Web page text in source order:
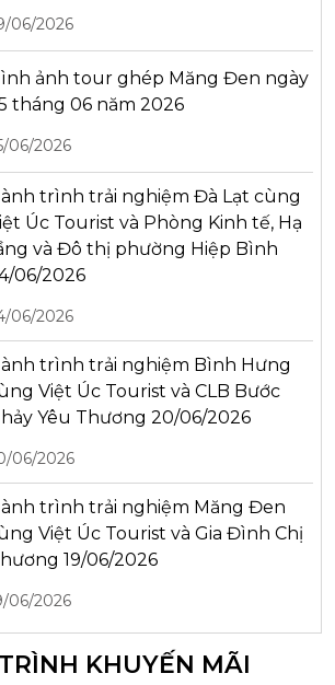
06/2026
ảnh tour ghép Măng Đen ngày
tháng 06 năm 2026
06/2026
trình trải nghiệm Đà Lạt cùng
Úc Tourist và Phòng Kinh tế, Hạ
và Đô thị phường Hiệp Bình
06/2026
06/2026
trình trải nghiệm Bình Hưng
Việt Úc Tourist và CLB Bước
Yêu Thương 20/06/2026
06/2026
trình trải nghiệm Măng Đen
Việt Úc Tourist và Gia Đình Chị
19/06/2026
06/2026
KHUYẾN MÃI